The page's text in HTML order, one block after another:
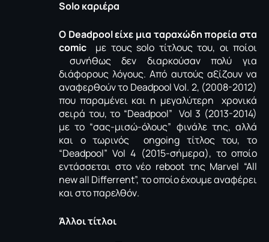
Solo καριέρα
Ο Deadpool είχε μια ταραχώδη πορεία στα
comic
με τους solo τίτλους του, οι ποίοι
συνήθως δεν διαρκούσαν πολύ για
διάφορους λόγους. Από αυτούς αξίζουν να
αναφερθούν το Deadpool Vol. 2, (2008-2012)
που παραμένει και η μεγαλύτερη χρονικά
σειρά του, το “Deadpool” Vol 3 (2013-2014)
με το “σας-μισώ-όλους” φινάλε της, αλλά
και ο τωρινός ongoing τίτλος του, το
“Deadpool” Vol 4 (2015-σήμερα), το οποίο
εντάσσεται στο νέο reboot της Μarvel “All
new all Differrent”, το οποίο έχουμε αναφέρει
και στο παρελθόν.
Άλλοι τίτλοι